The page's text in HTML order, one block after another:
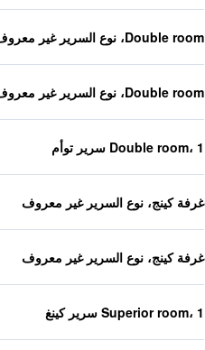
Double room، نوع السرير غير معروف
Double room، نوع السرير غير معروف
Double room، 1 سرير توأم
غرفة كينج، نوع السرير غير معروف
غرفة كينج، نوع السرير غير معروف
Superior room، 1 سرير كينغ